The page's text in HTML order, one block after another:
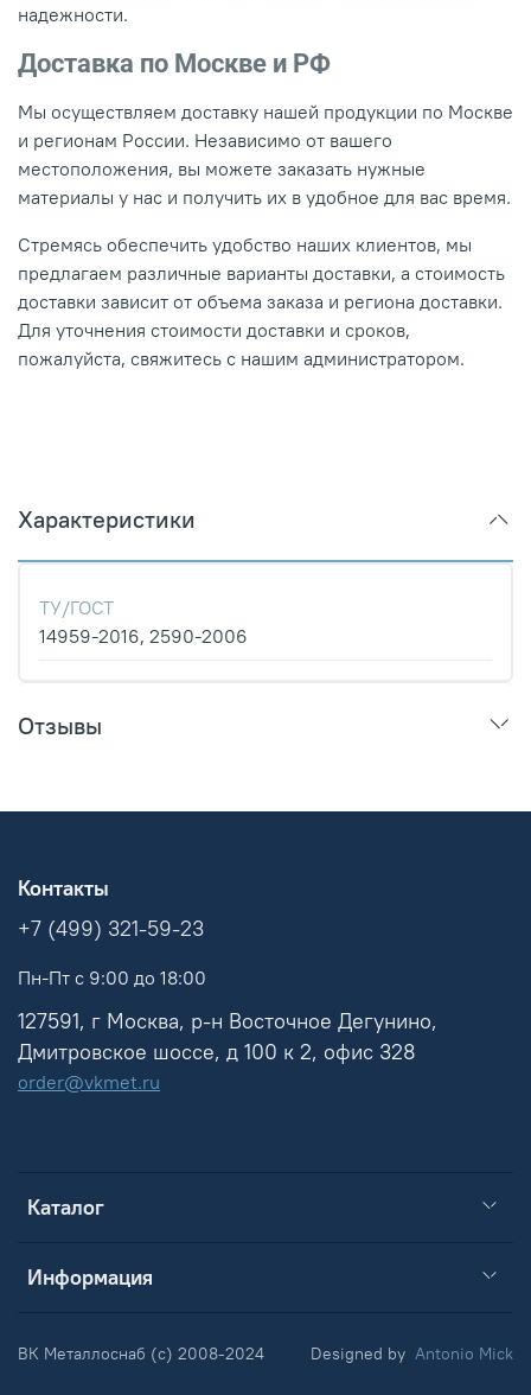
надежности.
Доставка по Москве и РФ
Мы осуществляем доставку нашей продукции по Москве
и регионам России. Независимо от вашего
местоположения, вы можете заказать нужные
материалы у нас и получить их в удобное для вас время.
Стремясь обеспечить удобство наших клиентов, мы
предлагаем различные варианты доставки, а стоимость
доставки зависит от объема заказа и региона доставки.
Для уточнения стоимости доставки и сроков,
пожалуйста, свяжитесь с нашим администратором.
Характеристики
ТУ/ГОСТ
14959-2016, 2590-2006
Отзывы
Каталог
Информация
Контакты
+7 (499) 321-59-23
Пн-Пт с 9:00 до 18:00
127591, г Москва, р-н Восточное Дегунино,
Дмитровское шоссе, д 100 к 2, офис 328
order@vkmet.ru
ВК Металлоснаб (c) 2008-2024 Designed by Antonio Mick